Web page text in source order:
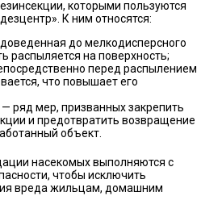
которыми пользуются
К ним относятся:
до мелкодисперсного
распыляется на поверхность;
перед распылением
что повышает его
ряд мер, призванных закрепить
и предотвратить возвращение
объект.
насекомых выполняются с
чтобы исключить
вреда жильцам, домашним